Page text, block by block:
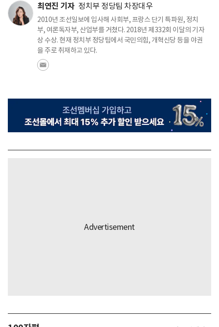
최연진 기자 정치부 정당팀 차장대우
2010년 조선일보에 입사해 사회부, 프랑스 단기 특파원, 정치
부, 여론독자부, 산업부를 거쳤다. 2018년 제332회 이달의 기자
상 수상. 현재 정치부 정당팀에서 국민의힘, 개혁신당 등을 야권
을 주로 취재하고 있다.